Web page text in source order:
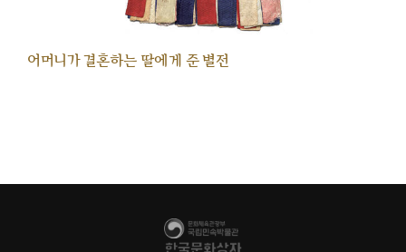
어머니가 결혼하는 딸에게 준 별전